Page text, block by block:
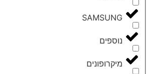
SAMSUNG
נוספים
מיקרופונים